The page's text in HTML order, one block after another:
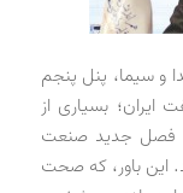
و سیما، پنل پنجم
بسیاری از
فصل جدید صنعت
این باور، که صحت